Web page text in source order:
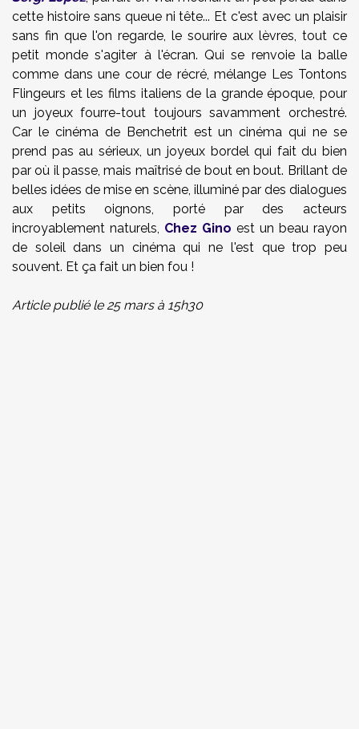
cette histoire sans queue ni tête... Et c'est avec un plaisir
sans fin que l'on regarde, le sourire aux lèvres, tout ce
petit monde s'agiter à l'écran. Qui se renvoie la balle
comme dans une cour de récré, mélange Les Tontons
Flingeurs et les films italiens de la grande époque, pour
un joyeux fourre-tout toujours savamment orchestré.
Car le cinéma de Benchetrit est un cinéma qui ne se
prend pas au sérieux, un joyeux bordel qui fait du bien
par où il passe, mais maîtrisé de bout en bout. Brillant de
belles idées de mise en scène, illuminé par des dialogues
aux petits oignons, porté par des acteurs
incroyablement naturels, Chez Gino est un beau rayon
de soleil dans un cinéma qui ne l'est que trop peu
souvent. Et ça fait un bien fou !
Article publié le 25 mars à 15h30